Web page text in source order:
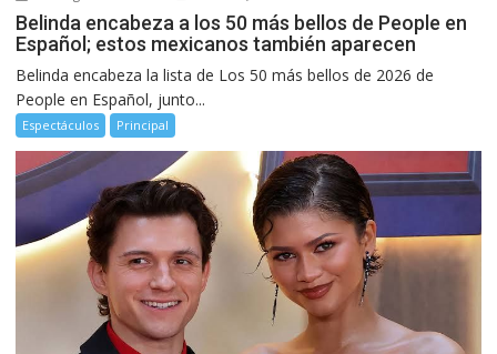
Belinda encabeza a los 50 más bellos de People en
Español; estos mexicanos también aparecen
Belinda encabeza la lista de Los 50 más bellos de 2026 de
People en Español, junto...
Espectáculos Principal